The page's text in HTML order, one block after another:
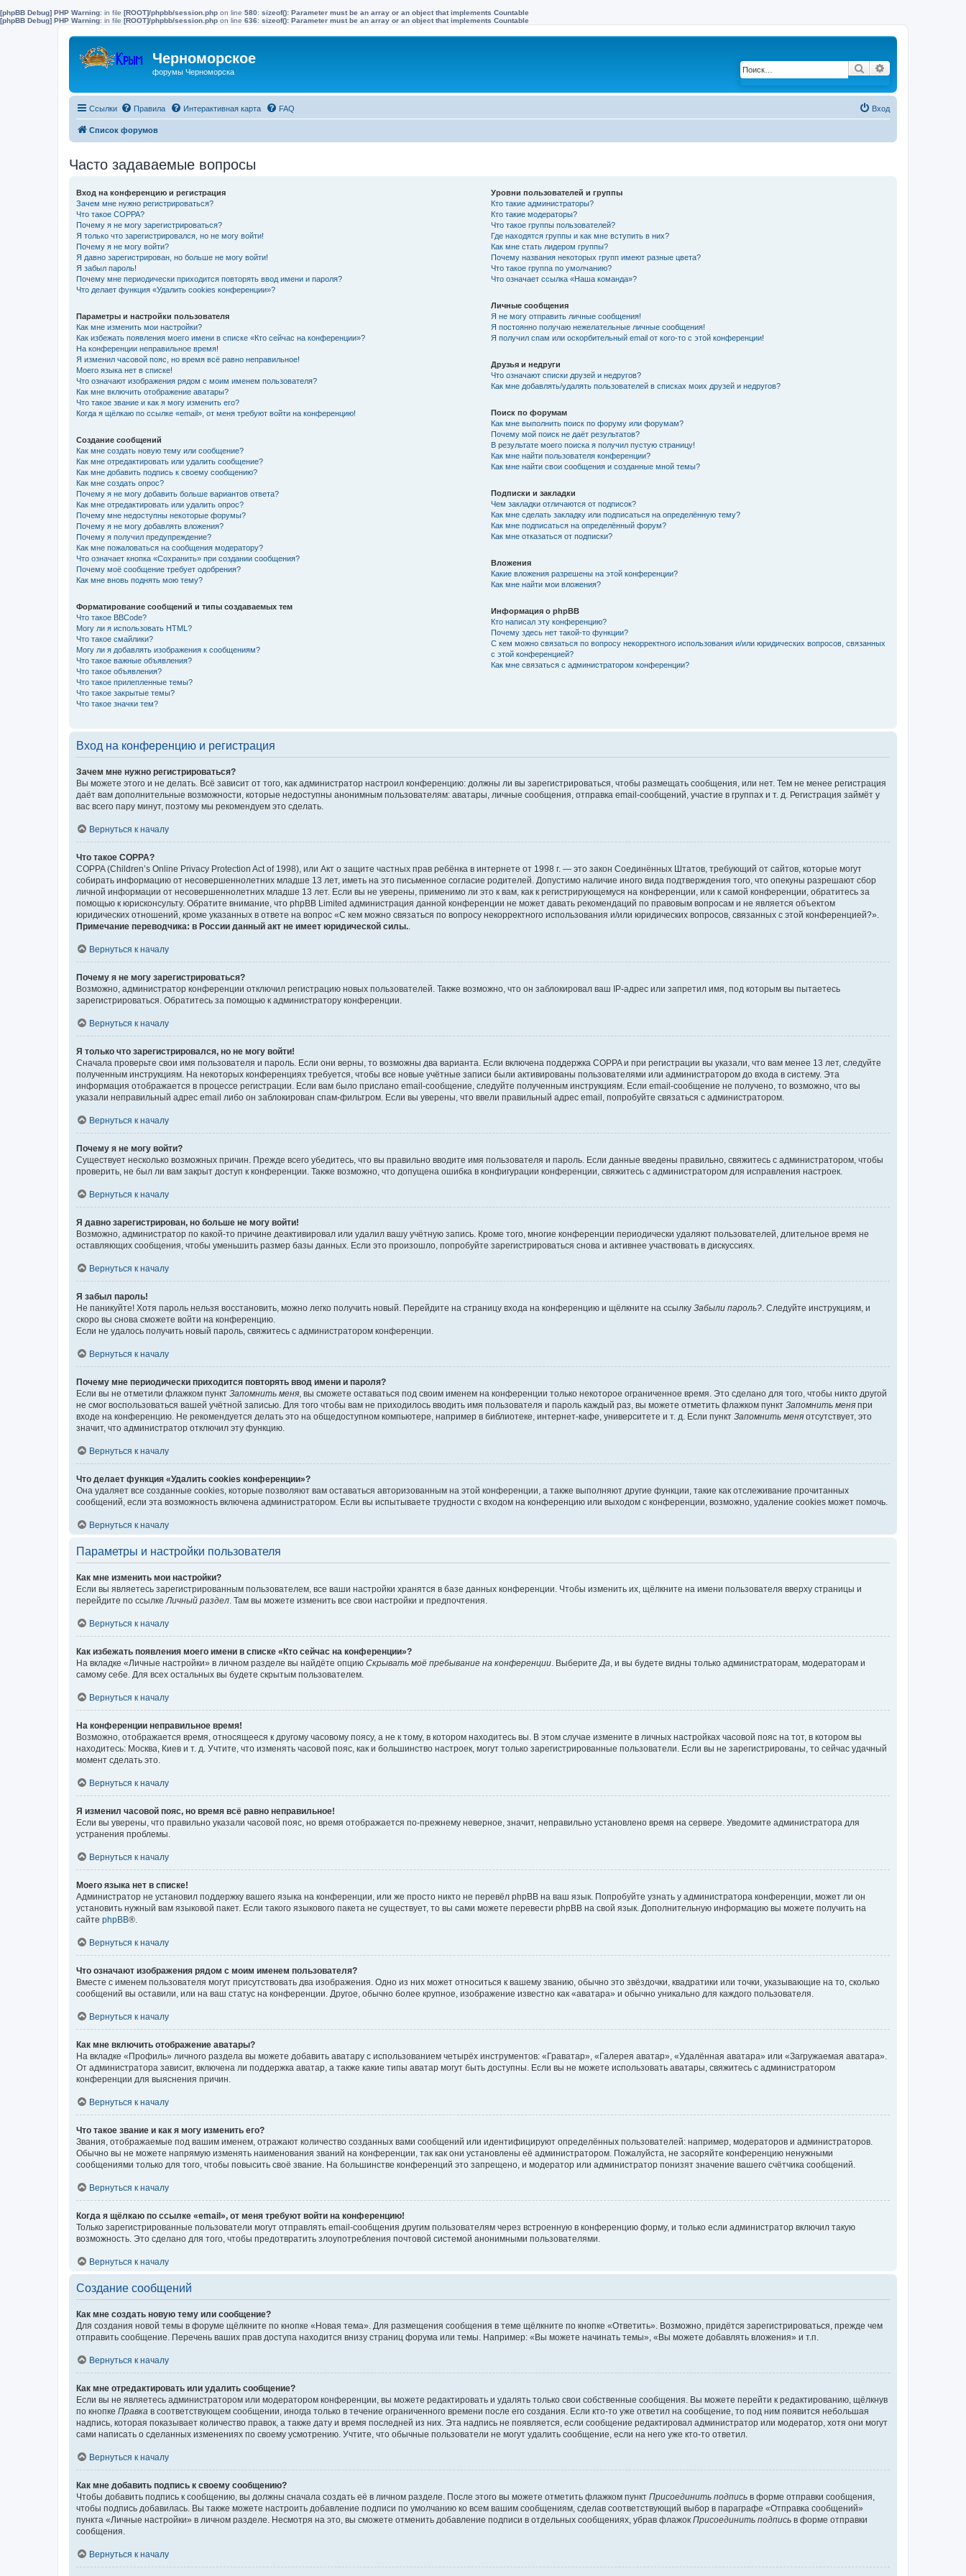
[phpBB Debug] PHP Warning: in file [ROOT]/phpbb/session.php on line 580: sizeof(): Parameter must be an array or an object that implements Countable
[phpBB Debug] PHP Warning: in file [ROOT]/phpbb/session.php on line 636: sizeof(): Parameter must be an array or an object that implements Countable
Черноморское
форумы Черноморска Поиск
Ссылки Правила Интерактивная карта FAQ Вход
Список форумов
Часто задаваемые вопросы
Вход на конференцию и регистрация
Зачем мне нужно регистрироваться?
Что такое COPPA?
Почему я не могу зарегистрироваться?
Я только что зарегистрировался, но не могу войти!
Почему я не могу войти?
Я давно зарегистрирован, но больше не могу войти!
Я забыл пароль!
Почему мне периодически приходится повторять ввод имени и пароля?
Что делает функция «Удалить cookies конференции»?
Параметры и настройки пользователя
Как мне изменить мои настройки?
Как избежать появления моего имени в списке «Кто сейчас на конференции»?
На конференции неправильное время!
Я изменил часовой пояс, но время всё равно неправильное!
Моего языка нет в списке!
Что означают изображения рядом с моим именем пользователя?
Как мне включить отображение аватары?
Что такое звание и как я могу изменить его?
Когда я щёлкаю по ссылке «email», от меня требуют войти на конференцию!
Создание сообщений
Как мне создать новую тему или сообщение?
Как мне отредактировать или удалить сообщение?
Как мне добавить подпись к своему сообщению?
Как мне создать опрос?
Почему я не могу добавить больше вариантов ответа?
Как мне отредактировать или удалить опрос?
Почему мне недоступны некоторые форумы?
Почему я не могу добавлять вложения?
Почему я получил предупреждение?
Как мне пожаловаться на сообщения модератору?
Что означает кнопка «Сохранить» при создании сообщения?
Почему моё сообщение требует одобрения?
Как мне вновь поднять мою тему?
Форматирование сообщений и типы создаваемых тем
Что такое BBCode?
Могу ли я использовать HTML?
Что такое смайлики?
Могу ли я добавлять изображения к сообщениям?
Что такое важные объявления?
Что такое объявления?
Что такое прилепленные темы?
Что такое закрытые темы?
Что такое значки тем?
Уровни пользователей и группы
Кто такие администраторы?
Кто такие модераторы?
Что такое группы пользователей?
Где находятся группы и как мне вступить в них?
Как мне стать лидером группы?
Почему названия некоторых групп имеют разные цвета?
Что такое группа по умолчанию?
Что означает ссылка «Наша команда»?
Личные сообщения
Я не могу отправить личные сообщения!
Я постоянно получаю нежелательные личные сообщения!
Я получил спам или оскорбительный email от кого-то с этой конференции!
Друзья и недруги
Что означают списки друзей и недругов?
Как мне добавлять/удалять пользователей в списках моих друзей и недругов?
Поиск по форумам
Как мне выполнить поиск по форуму или форумам?
Почему мой поиск не даёт результатов?
В результате моего поиска я получил пустую страницу!
Как мне найти пользователя конференции?
Как мне найти свои сообщения и созданные мной темы?
Подписки и закладки
Чем закладки отличаются от подписок?
Как мне сделать закладку или подписаться на определённую тему?
Как мне подписаться на определённый форум?
Как мне отказаться от подписки?
Вложения
Какие вложения разрешены на этой конференции?
Как мне найти мои вложения?
Информация о phpBB
Кто написал эту конференцию?
Почему здесь нет такой-то функции?
С кем можно связаться по вопросу некорректного использования и/или юридических вопросов, связанных
с этой конференцией?
Как мне связаться с администратором конференции?
Вход на конференцию и регистрация
Зачем мне нужно регистрироваться?
Вы можете этого и не делать. Всё зависит от того, как администратор настроил конференцию: должны ли вы зарегистрироваться, чтобы размещать сообщения, или нет. Тем не менее регистрация
даёт вам дополнительные возможности, которые недоступны анонимным пользователям: аватары, личные сообщения, отправка email-сообщений, участие в группах и т. д. Регистрация займёт у
вас всего пару минут, поэтому мы рекомендуем это сделать.
Вернуться к началу
Что такое COPPA?
COPPA (Children’s Online Privacy Protection Act of 1998), или Акт о защите частных прав ребёнка в интернете от 1998 г. — это закон Соединённых Штатов, требующий от сайтов, которые могут
собирать информацию от несовершеннолетних младше 13 лет, иметь на это письменное согласие родителей. Допустимо наличие иного вида подтверждения того, что опекуны разрешают сбор
личной информации от несовершеннолетних младше 13 лет. Если вы не уверены, применимо ли это к вам, как к регистрирующемуся на конференции, или к самой конференции, обратитесь за
помощью к юрисконсульту. Обратите внимание, что phpBB Limited администрация данной конференции не может давать рекомендаций по правовым вопросам и не является объектом
юридических отношений, кроме указанных в ответе на вопрос «С кем можно связаться по вопросу некорректного использования и/или юридических вопросов, связанных с этой конференцией?».
Примечание переводчика: в России данный акт не имеет юридической силы.
Вернуться к началу
Почему я не могу зарегистрироваться?
Возможно, администратор конференции отключил регистрацию новых пользователей. Также возможно, что он заблокировал ваш IP-адрес или запретил имя, под которым вы пытаетесь
зарегистрироваться. Обратитесь за помощью к администратору конференции.
Вернуться к началу
Я только что зарегистрировался, но не могу войти!
Сначала проверьте свои имя пользователя и пароль. Если они верны, то возможны два варианта. Если включена поддержка COPPA и при регистрации вы указали, что вам менее 13 лет, следуйте
полученным инструкциям. На некоторых конференциях требуется, чтобы все новые учётные записи были активированы пользователями или администратором до входа в систему. Эта
информация отображается в процессе регистрации. Если вам было прислано email-сообщение, следуйте полученным инструкциям. Если email-сообщение не получено, то возможно, что вы
указали неправильный адрес email либо он заблокирован спам-фильтром. Если вы уверены, что ввели правильный адрес email, попробуйте связаться с администратором.
Вернуться к началу
Почему я не могу войти?
Существует несколько возможных причин. Прежде всего убедитесь, что вы правильно вводите имя пользователя и пароль. Если данные введены правильно, свяжитесь с администратором, чтобы
проверить, не был ли вам закрыт доступ к конференции. Также возможно, что допущена ошибка в конфигурации конференции, свяжитесь с администратором для исправления настроек.
Вернуться к началу
Я давно зарегистрирован, но больше не могу войти!
Возможно, администратор по какой-то причине деактивировал или удалил вашу учётную запись. Кроме того, многие конференции периодически удаляют пользователей, длительное время не
оставляющих сообщения, чтобы уменьшить размер базы данных. Если это произошло, попробуйте зарегистрироваться снова и активнее участвовать в дискуссиях.
Вернуться к началу
Я забыл пароль!
Не паникуйте! Хотя пароль нельзя восстановить, можно легко получить новый. Перейдите на страницу входа на конференцию и щёлкните на ссылку Забыли пароль? . Следуйте инструкциям, и
скоро вы снова сможете войти на конференцию.
Если не удалось получить новый пароль, свяжитесь с администратором конференции.
Вернуться к началу
Почему мне периодически приходится повторять ввод имени и пароля?
Если вы не отметили флажком пункт Запомнить меня , вы сможете оставаться под своим именем на конференции только некоторое ограниченное время. Это сделано для того, чтобы никто другой
не смог воспользоваться вашей учётной записью. Для того чтобы вам не приходилось вводить имя пользователя и пароль каждый раз, вы можете отметить флажком пункт Запомнить меня при
входе на конференцию. Не рекомендуется делать это на общедоступном компьютере, например в библиотеке, интернет-кафе, университете и т. д. Если пункт Запомнить меня отсутствует, это
значит, что администратор отключил эту функцию.
Вернуться к началу
Что делает функция «Удалить cookies конференции»?
Она удаляет все созданные cookies, которые позволяют вам оставаться авторизованным на этой конференции, а также выполняют другие функции, такие как отслеживание прочитанных
сообщений, если эта возможность включена администратором. Если вы испытываете трудности с входом на конференцию или выходом с конференции, возможно, удаление cookies может помочь.
Вернуться к началу
Параметры и настройки пользователя
Как мне изменить мои настройки?
Если вы являетесь зарегистрированным пользователем, все ваши настройки хранятся в базе данных конференции. Чтобы изменить их, щёлкните на имени пользователя вверху страницы и
перейдите по ссылке Личный раздел . Там вы можете изменить все свои настройки и предпочтения.
Вернуться к началу
Как избежать появления моего имени в списке «Кто сейчас на конференции»?
На вкладке «Личные настройки» в личном разделе вы найдёте опцию Скрывать моё пребывание на конференции . Выберите Да , и вы будете видны только администраторам, модераторам и
самому себе. Для всех остальных вы будете скрытым пользователем.
Вернуться к началу
На конференции неправильное время!
Возможно, отображается время, относящееся к другому часовому поясу, а не к тому, в котором находитесь вы. В этом случае измените в личных настройках часовой пояс на тот, в котором вы
находитесь: Москва, Киев и т. д. Учтите, что изменять часовой пояс, как и большинство настроек, могут только зарегистрированные пользователи. Если вы не зарегистрированы, то сейчас удачный
момент сделать это.
Вернуться к началу
Я изменил часовой пояс, но время всё равно неправильное!
Если вы уверены, что правильно указали часовой пояс, но время отображается по-прежнему неверное, значит, неправильно установлено время на сервере. Уведомите администратора для
устранения проблемы.
Вернуться к началу
Моего языка нет в списке!
Администратор не установил поддержку вашего языка на конференции, или же просто никто не перевёл phpBB на ваш язык. Попробуйте узнать у администратора конференции, может ли он
установить нужный вам языковой пакет. Если такого языкового пакета не существует, то вы сами можете перевести phpBB на свой язык. Дополнительную информацию вы можете получить на
сайте phpBB®.
Вернуться к началу
Что означают изображения рядом с моим именем пользователя?
Вместе с именем пользователя могут присутствовать два изображения. Одно из них может относиться к вашему званию, обычно это звёздочки, квадратики или точки, указывающие на то, сколько
сообщений вы оставили, или на ваш статус на конференции. Другое, обычно более крупное, изображение известно как «аватара» и обычно уникально для каждого пользователя.
Вернуться к началу
Как мне включить отображение аватары?
На вкладке «Профиль» личного раздела вы можете добавить аватару с использованием четырёх инструментов: «Граватар», «Галерея аватар», «Удалённая аватара» или «Загружаемая аватара».
От администратора зависит, включена ли поддержка аватар, а также какие типы аватар могут быть доступны. Если вы не можете использовать аватары, свяжитесь с администратором
конференции для выяснения причин.
Вернуться к началу
Что такое звание и как я могу изменить его?
Звания, отображаемые под вашим именем, отражают количество созданных вами сообщений или идентифицируют определённых пользователей: например, модераторов и администраторов.
Обычно вы не можете напрямую изменять наименования званий на конференции, так как они установлены её администратором. Пожалуйста, не засоряйте конференцию ненужными
сообщениями только для того, чтобы повысить своё звание. На большинстве конференций это запрещено, и модератор или администратор понизят значение вашего счётчика сообщений.
Вернуться к началу
Когда я щёлкаю по ссылке «email», от меня требуют войти на конференцию!
Только зарегистрированные пользователи могут отправлять email-сообщения другим пользователям через встроенную в конференцию форму, и только если администратор включил такую
возможность. Это сделано для того, чтобы предотвратить злоупотребления почтовой системой анонимными пользователями.
Вернуться к началу
Создание сообщений
Как мне создать новую тему или сообщение?
Для создания новой темы в форуме щёлкните по кнопке «Новая тема». Для размещения сообщения в теме щёлкните по кнопке «Ответить». Возможно, придётся зарегистрироваться, прежде чем
отправить сообщение. Перечень ваших прав доступа находится внизу страниц форума или темы. Например: «Вы можете начинать темы», «Вы можете добавлять вложения» и т.п.
Вернуться к началу
Как мне отредактировать или удалить сообщение?
Если вы не являетесь администратором или модератором конференции, вы можете редактировать и удалять только свои собственные сообщения. Вы можете перейти к редактированию, щёлкнув
по кнопке Правка в соответствующем сообщении, иногда только в течение ограниченного времени после его создания. Если кто-то уже ответил на сообщение, то под ним появится небольшая
надпись, которая показывает количество правок, а также дату и время последней из них. Эта надпись не появляется, если сообщение редактировал администратор или модератор, хотя они могут
сами написать о сделанных изменениях по своему усмотрению. Учтите, что обычные пользователи не могут удалить сообщение, если на него уже кто-то ответил.
Вернуться к началу
Как мне добавить подпись к своему сообщению?
Чтобы добавить подпись к сообщению, вы должны сначала создать её в личном разделе. После этого вы можете отметить флажком пункт Присоединить подпись в форме отправки сообщения,
чтобы подпись добавилась. Вы также можете настроить добавление подписи по умолчанию ко всем вашим сообщениям, сделав соответствующий выбор в параграфе «Отправка сообщений»
пункта «Личные настройки» в личном разделе. Несмотря на это, вы сможете отменить добавление подписи в отдельных сообщениях, убрав флажок Присоединить подпись в форме отправки
сообщения.
Вернуться к началу